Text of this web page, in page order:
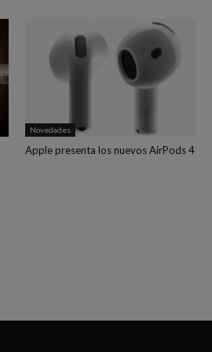
Novedades
Apple presenta los nuevos AirPods 4